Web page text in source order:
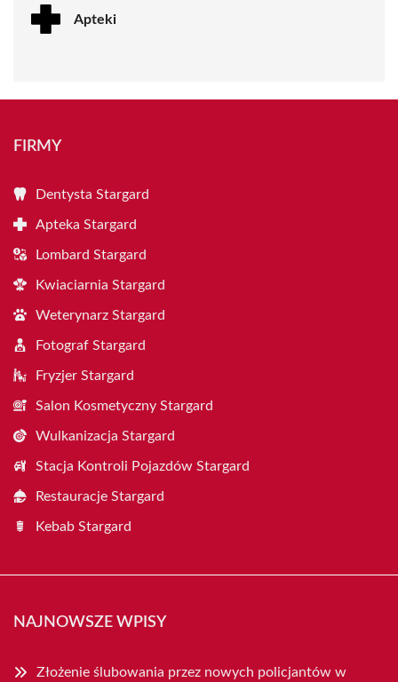
Apteki
FIRMY
Dentysta Stargard
Apteka Stargard
Lombard Stargard
Kwiaciarnia Stargard
Weterynarz Stargard
Fotograf Stargard
Fryzjer Stargard
Salon Kosmetyczny Stargard
Wulkanizacja Stargard
Stacja Kontroli Pojazdów Stargard
Restauracje Stargard
Kebab Stargard
NAJNOWSZE WPISY
Złożenie ślubowania przez nowych policjantów w